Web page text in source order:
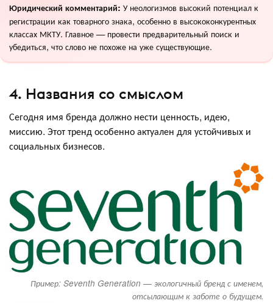
Юридический комментарий: У неологизмов высокий потенциал к
регистрации как товарного знака, особенно в высококонкурентных
классах МКТУ. Главное — провести предварительный поиск и
убедиться, что слово не похоже на уже существующие.
4. Названия со смыслом
Сегодня имя бренда должно нести ценность, идею,
миссию. Этот тренд особенно актуален для устойчивых и
социальных бизнесов.
Пример: Seventh Generation — экологичный бренд с именем,
отсылающим к заботе о будущем.